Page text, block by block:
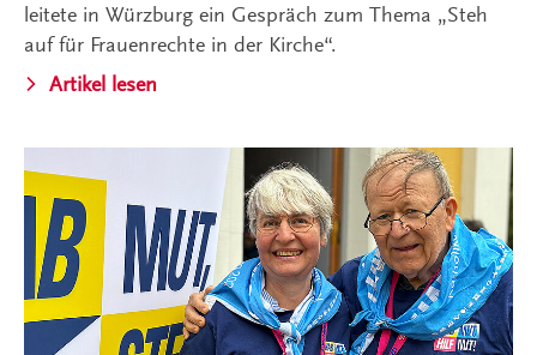
leitete in Würzburg ein Gespräch zum Thema „Steh
auf für Frauenrechte in der Kirche“.
Artikel lesen